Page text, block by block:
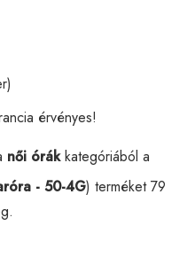
érvényes!
női órákkategóriából a
- 50-4G) terméket 79